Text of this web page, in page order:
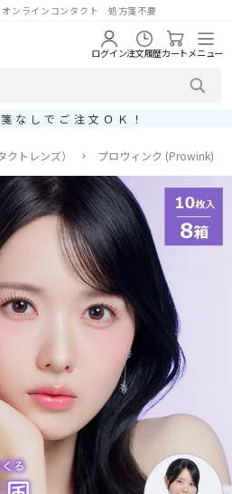
オンラインコンタクト 処方箋不要
ログイン注文履歴カートメニュー
なしでご注文ＯＫ！
トレンズ） プロウィンク (Prowink)